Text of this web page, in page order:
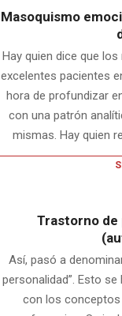
Masoquismo
Hay quien dice que
excelentes pacientes
hora de profundizar
con una patrón
mismas. Hay quien
Trastorno de
Así, pasó a
personalidad”. Esto
con los